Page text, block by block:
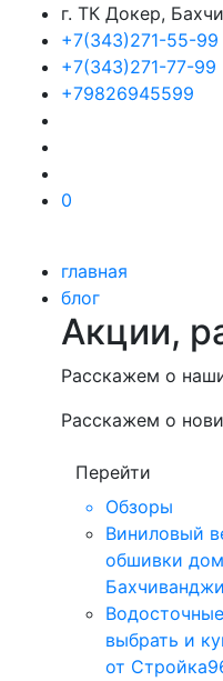
г. ТК Докер,
+7(343)271-55-99
+7(343)271-77-99
+79826945599
0
главная
блог
Акции,
Расскажем о
Расскажем о
Перейти
Обзоры
Виниловый
обшивки
Бахчиванджи
выбрать и
от